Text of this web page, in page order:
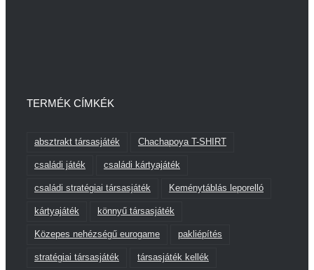
TERMÉK CÍMKÉK
absztrakt társasjáték Chachapoya T-SHIRT
családi játék családi kártyajáték
családi stratégiai társasjáték Keménytáblás leporelló
kártyajáték könnyű társasjáték
Közepes nehézségű eurogame pakliépítés
stratégiai társasjáték társasjáték kellék